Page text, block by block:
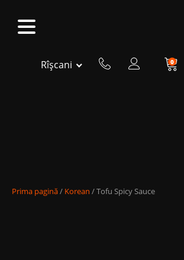
Rîșcani 0
Prima pagină/ Korean / Tofu Spicy Sauce